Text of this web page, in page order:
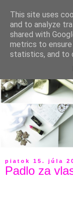
piatok 15. júla
Padlo za
This site uses
and to analyze
shared with
metrics to
statistics, and to